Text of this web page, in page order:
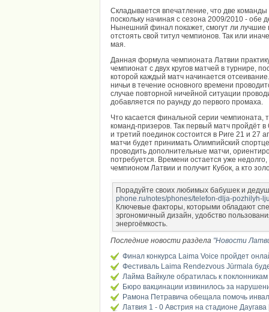
Складывается впечатление, что две
поскольку начиная с сезона 2009/2010 - обе
Нынешний финал покажет, смогут ли лучшие
отстоять свой титул чемпионов. Так или
мая.
Данная формула чемпионата Латвии
чемпионат с двух кругов матчей в турнире,
которой каждый матч начинается
ничьи в течение основного времени
случае повторной ничейной ситуации
добавляется по раунду до первого промаха.
Что касается финальной серии чемпионата,
команд-призеров. Так первый матч пройдёт
и третий поединок состоится в Риге 21 и 27
матчи будет принимать Олимпийский
проводить дополнительные матчи,
потребуется. Времени остается уже
чемпионом Латвии и получит Кубок, а кто
Порадуйте своих любимых бабушек и
phone.ru/notes/phones/telefon-dlja-pozhilyh-
Ключевые факторы, которыми обладают
эргономичный дизайн, удобство
энергоёмкость.
Последние новости раздела "Новости
Финал конкурса Laima Voice пройдет
Фестиваль Laima Rendezvous Jūrmala
Лайма Вайкуле обратилась к
Бюро вакцинации извинилось за
Рамона Петравича обещала помочь
Латвия 1 - 0 Австрия на стадионе Даугава